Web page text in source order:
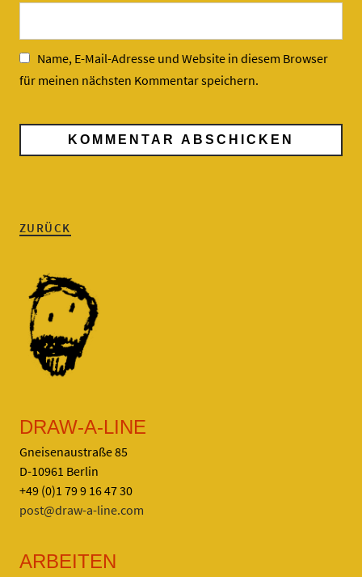
Name, E-Mail-Adresse und Website in diesem Browser
für meinen nächsten Kommentar speichern.
ZURÜCK
DRAW-A-LINE
Gneisenaustraße 85
D-10961 Berlin
+49 (0)1 79 9 16 47 30
post@draw-a-line.com
ARBEITEN